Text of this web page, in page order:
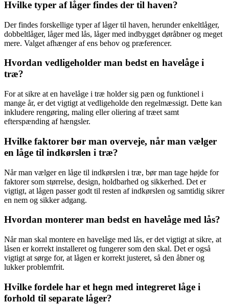
Hvilke typer af låger findes der til haven?
Der findes forskellige typer af låger til haven, herunder enkeltlåger,
dobbeltlåger, låger med lås, låger med indbygget døråbner og meget
mere. Valget afhænger af ens behov og præferencer.
Hvordan vedligeholder man bedst en havelåge i
træ?
For at sikre at en havelåge i træ holder sig pæn og funktionel i
mange år, er det vigtigt at vedligeholde den regelmæssigt. Dette kan
inkludere rengøring, maling eller oliering af træet samt
efterspænding af hængsler.
Hvilke faktorer bør man overveje, når man vælger
en låge til indkørslen i træ?
Når man vælger en låge til indkørslen i træ, bør man tage højde for
faktorer som størrelse, design, holdbarhed og sikkerhed. Det er
vigtigt, at lågen passer godt til resten af indkørslen og samtidig sikrer
en nem og sikker adgang.
Hvordan monterer man bedst en havelåge med lås?
Når man skal montere en havelåge med lås, er det vigtigt at sikre, at
låsen er korrekt installeret og fungerer som den skal. Det er også
vigtigt at sørge for, at lågen er korrekt justeret, så den åbner og
lukker problemfrit.
Hvilke fordele har et hegn med integreret låge i
forhold til separate låger?